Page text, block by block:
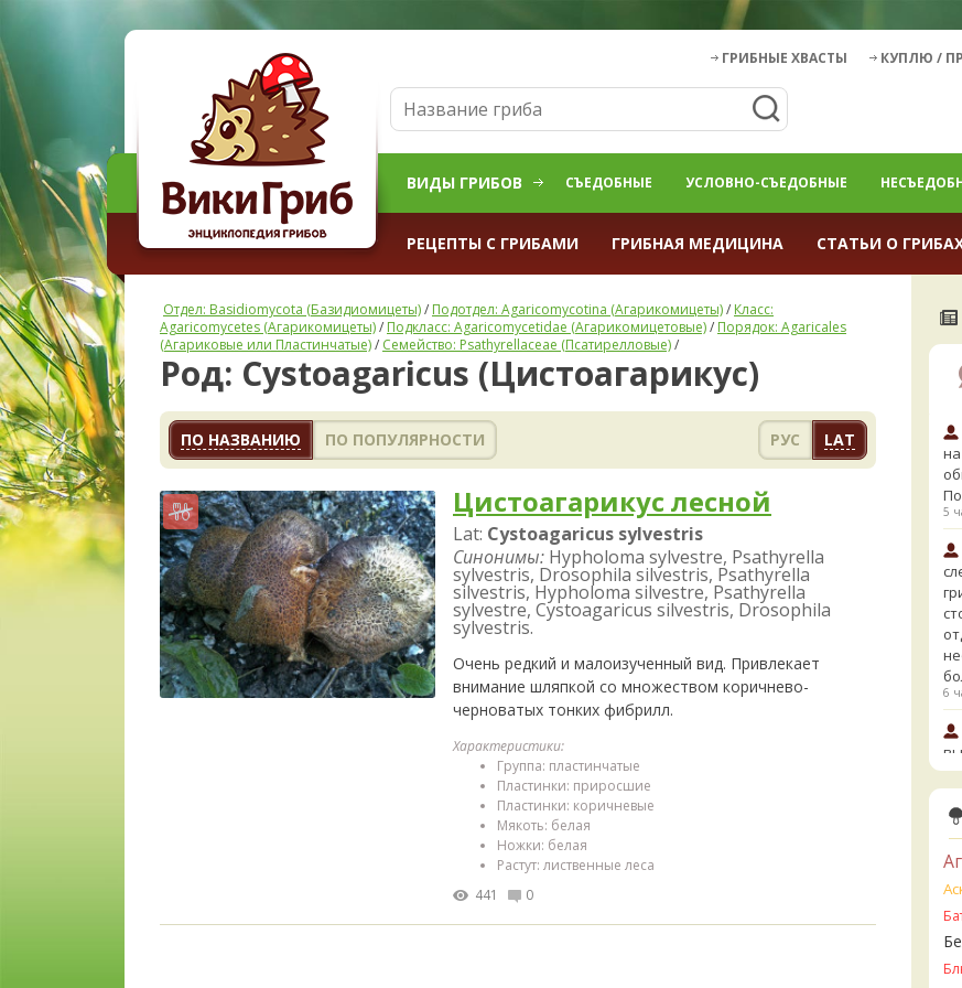
ГРИБНЫЕ ХВАСТЫ КУПЛЮ /
ВИДЫ ГРИБОВ СЪЕДОБНЫЕ УСЛОВНО-СЪЕДОБНЫЕ
РЕЦЕПТЫ С ГРИБАМИ ГРИБНАЯ МЕДИЦИНА СТАТЬИ О
Отдел: Basidiomycota (Базидиомицеты)/ Подотдел: Agaricomycotina (Агарикомицеты)/ Класс:
Agaricomycetes (Агарикомицеты)/ Подкласс: Agaricomycetidae (Агарикомицетовые)/ Порядок: Agaricales
(Агариковые или Пластинчатые)/ Семейство: Psathyrellaceae (Псатирелловые)/
Род: Cystoagaricus (Цистоагарикус)
ПО НАЗВАНИЮ ПО ПОПУЛЯРНОСТИ РУС LAT
Цистоагарикус лесной
Lat: Cystoagaricus sylvestris
Синонимы: Hypholoma sylvestre, Psathyrella
sylvestris, Drosophila silvestris, Psathyrella
silvestris, Hypholoma silvestre, Psathyrella
sylvestre, Cystoagaricus silvestris, Drosophila
sylvestris.
Очень редкий и малоизученный вид. Привлекает
внимание шляпкой со множеством коричнево-
черноватых тонких фибрилл.
Характеристики:
Группа: пластинчатые
Пластинки: приросшие
Пластинки: коричневые
Мякоть: белая
Ножки: белая
Растут: лиственные леса
441
0
5
6
6
-
6